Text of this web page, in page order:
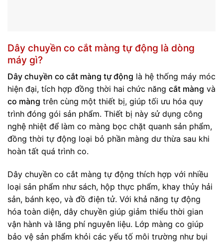
Dây chuyền co cắt màng tự động là dòng
máy gì?
Dây chuyền co cắt màng tự động là hệ thống máy móc
hiện đại, tích hợp đồng thời hai chức năng cắt màng và
co màng trên cùng một thiết bị, giúp tối ưu hóa quy
trình đóng gói sản phẩm. Thiết bị này sử dụng công
nghệ nhiệt để làm co màng bọc chặt quanh sản phẩm,
đồng thời tự động loại bỏ phần màng dư thừa sau khi
hoàn tất quá trình co.
Dây chuyền co cắt màng tự động thích hợp với nhiều
loại sản phẩm như sách, hộp thực phẩm, khay thủy hải
sản, bánh kẹo, và đồ điện tử. Với khả năng tự động
hóa toàn diện, dây chuyền giúp giảm thiểu thời gian
vận hành và lãng phí nguyên liệu. Lớp màng co giúp
bảo vệ sản phẩm khỏi các yếu tố môi trường như bụi